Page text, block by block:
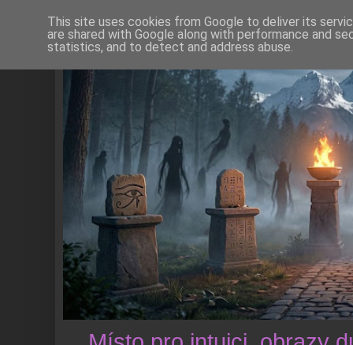
This site uses cookies from Google to deliver its
are shared with Google along with performance and
statistics, and to detect and address abuse.